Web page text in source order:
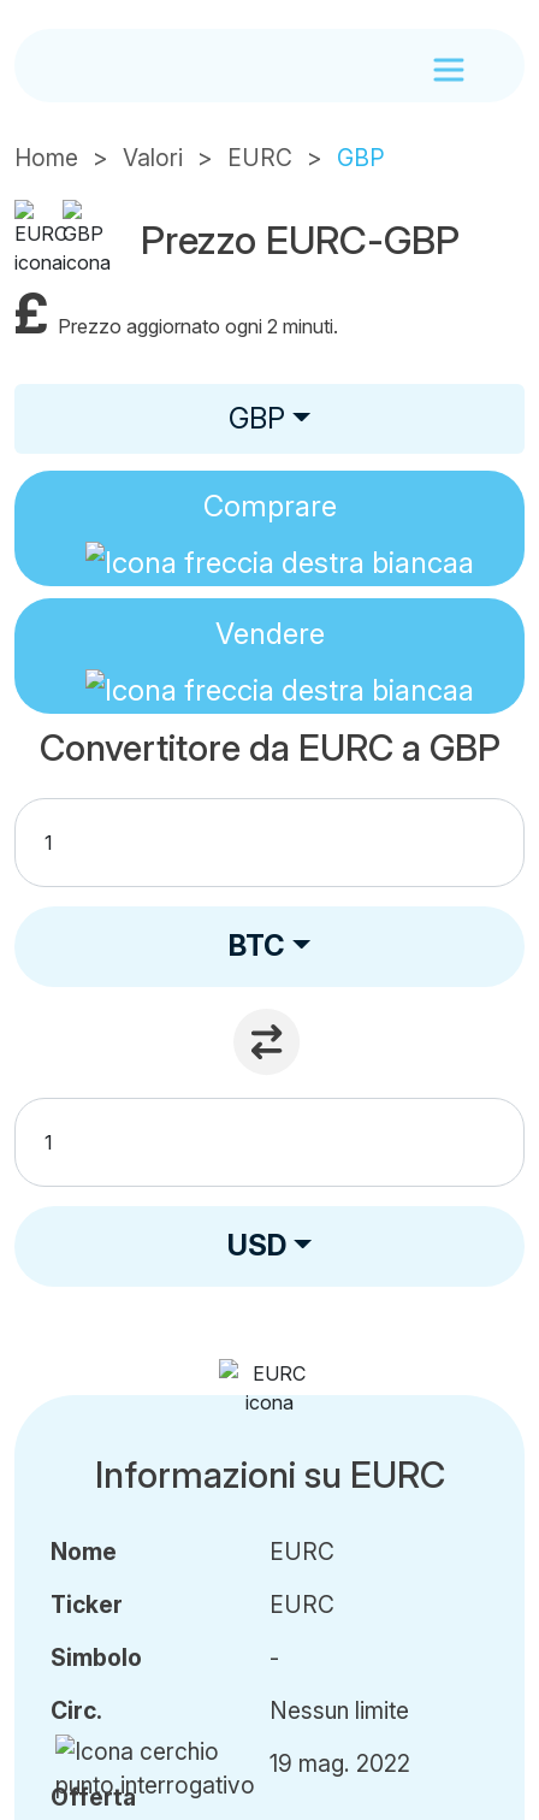
Home Valori EURC GBP
Prezzo EURC-GBP
£ Prezzo aggiornato ogni 2 minuti.
GBP
Comprare
Vendere
Convertitore da EURC a GBP
BTC
USD
Informazioni su EURC
Nome
Ticker
Simbolo
Circ.
Offerta
EURC
EURC
-
Nessun limite
19 mag. 2022